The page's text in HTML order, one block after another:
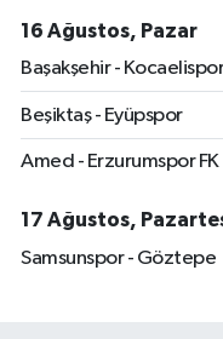
16 Ağustos, Pazar
Başakşehir - Kocaelispor
Beşiktaş - Eyüpspor
Amed - Erzurumspor FK
17 Ağustos,
Samsunspor - Göztepe